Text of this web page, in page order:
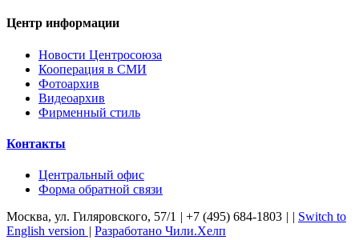
Центр информации
Новости Центросоюза
Кооперация в СМИ
Фотоархив
Видеоархив
Фирменный стиль
Контакты
Центральный офис
Форма обратной связи
Москва, ул. Гиляровского, 57/1 | +7 (495) 684-1803 | | Switch to
English version | Разработано Чили.Хелп